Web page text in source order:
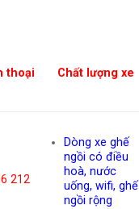
thoại Chất lượng xe
212
Dòng xe ghế
ngồi có điều
hoà, nước
uống, wifi, ghế
ngồi rộng